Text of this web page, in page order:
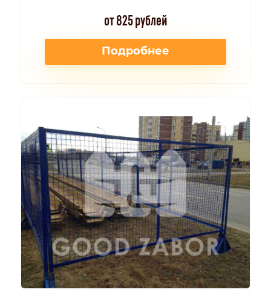
от 825 рублей
Подробнее